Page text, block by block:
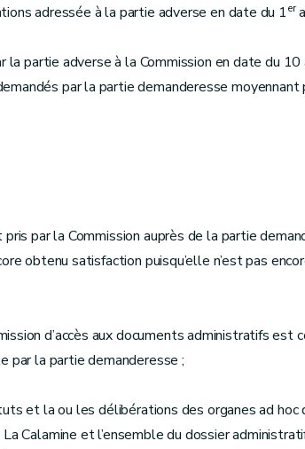
adressée à la partie adverse en date du 1er
la partie adverse à la Commission en date du
par la partie demanderesse
par la Commission auprès de la partie
obtenu satisfaction puisqu’elle n’est pas
d’accès aux documents administratifs
par la partie demanderesse ;
et la ou les délibérations des organes ad
Calamine et l’ensemble du dossier